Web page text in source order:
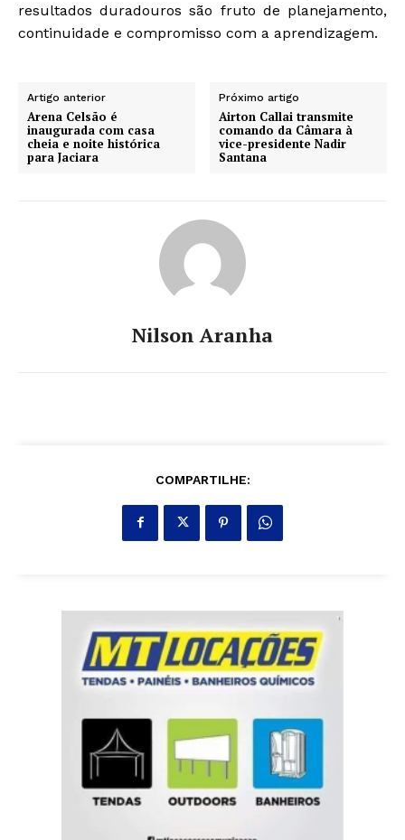
resultados duradouros são fruto de planejamento,
continuidade e compromisso com a aprendizagem.
Artigo anterior
Arena Celsão é
inaugurada com casa
cheia e noite histórica
para Jaciara
Próximo artigo
Airton Callai transmite
comando da Câmara à
vice-presidente Nadir
Santana
Nilson Aranha
COMPARTILHE: